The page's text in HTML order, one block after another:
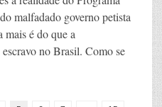
malfadado governo petista
mais é do que a
no Brasil. Como se